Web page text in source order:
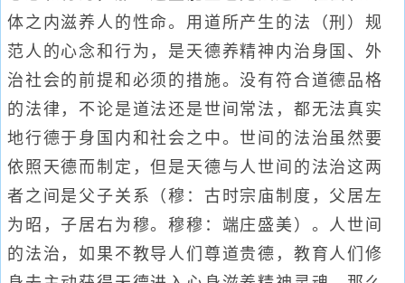
体之内滋养人的性命。用道所产生的法（刑）规
范人的心念和行为，是天德养精神内治身国、外
治社会的前提和必须的措施。没有符合道德品格
的法律，不论是道法还是世间常法，都无法真实
地行德于身国内和社会之中。世间的法治虽然要
依照天德而制定，但是天德与人世间的法治这两
者之间是父子关系（穆：古时宗庙制度，父居左
为昭，子居右为穆。穆穆：端庄盛美）。人世间
的法治，如果不教导人们尊道贵德，教育人们修